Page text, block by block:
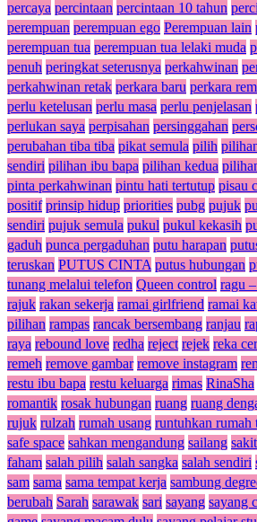
percaya percintaan percintaan 10 tahun
perempuan perempuan ego Perempuan lain
perempuan tua perempuan tua lelaki muda
penuh peringkat seterusnya perkahwinan
perkahwinan retak perkara baru perkara
perlu ketelusan perlu masa perlu penjelasan
perlukan saya perpisahan persinggahan
perubahan tiba tiba pikat semula pilih
sendiri pilihan ibu bapa pilihan kedua
pinta perkahwinan pintu hati tertutup pisau
positif prinsip hidup priorities pubg pujuk
sendiri pujuk semula pukul pukul kekasih
gaduh punca pergaduhan putu harapan
teruskan PUTUS CINTA putus hubungan
tunang melalui telefon Queen control ragu
rajuk rakan sekerja ramai girlfriend ramai
pilihan rampas rancak bersembang ranjau
raya rebound love redha reject rejek reka
remeh remove gambar remove instagram
restu ibu bapa restu keluarga rimas RinaSha
romantik rosak hubungan ruang ruang
rujuk rulzah rumah usang runtuhkan rumah
safe space sahkan mengandung sailang sakit
faham salah pilih salah sangka salah sendiri
sam sama sama tempat kerja sambung
berubah Sarah sarawak sari sayang sayang